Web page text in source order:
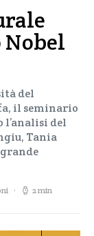
del
il seminario
l’analisi del
Tania
grande
2 min